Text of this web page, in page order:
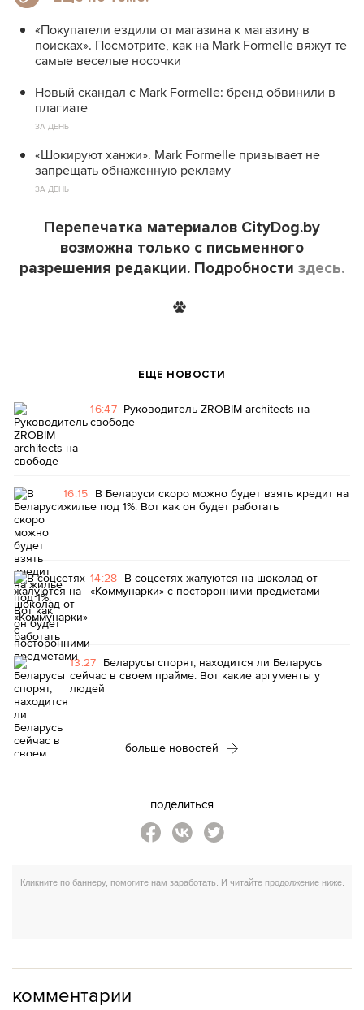
«Покупатели ездили от магазина к магазину в
поисках». Посмотрите, как на Mark Formelle вяжут те
самые веселые носочки
Новый скандал с Mark Formelle: бренд обвинили в
плагиате
ЗА ДЕНЬ
«Шокируют ханжи». Mark Formelle призывает не
запрещать обнаженную рекламу
ЗА ДЕНЬ
Перепечатка материалов CityDog.by
возможна только с письменного
разрешения редакции. Подробности здесь.
ЕЩЕ НОВОСТИ
16:47 Руководитель ZROBIM architects на
свободе
16:15 В Беларуси скоро можно будет взять кредит на
жилье под 1%. Вот как он будет работать
14:28 В соцсетях жалуются на шоколад от
«Коммунарки» с посторонними предметами
13:27 Беларусы спорят, находится ли Беларусь
сейчас в своем прайме. Вот какие аргументы у
людей
больше новостей
поделиться
комментарии